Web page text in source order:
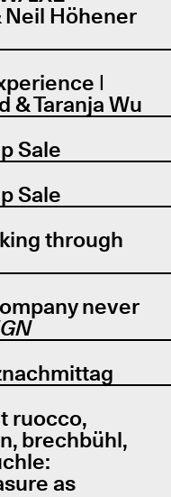
Höhener
|
& Taranja Wu
Sale
Sale
through
never
ruocco,
brechbühl,
as